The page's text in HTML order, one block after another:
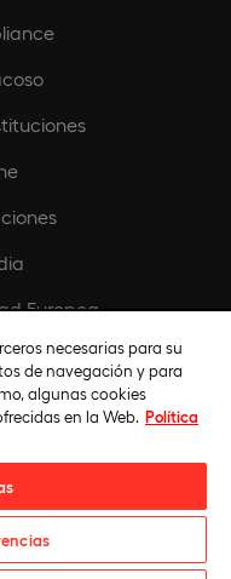
Europea
Reservados
necesarias para su
de navegación y para
algunas cookies
en la Web. Política